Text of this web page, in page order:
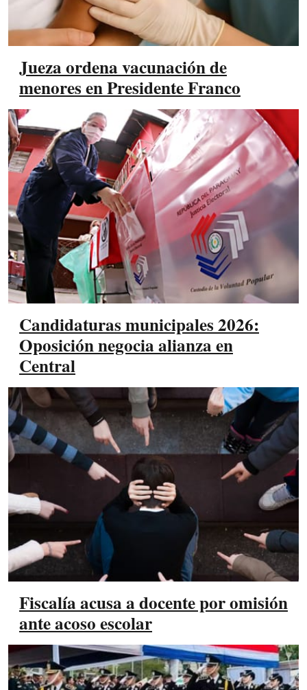
Jueza ordena vacunación de
menores en Presidente Franco
Candidaturas municipales 2026:
Oposición negocia alianza en
Central
Fiscalía acusa a docente por omisión
ante acoso escolar